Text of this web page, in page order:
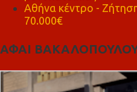
Αθήνα κέντρο -
70.000€
ΑΦΑΙ ΒΑΚΑΛΟΠΟΥΛΟΥ